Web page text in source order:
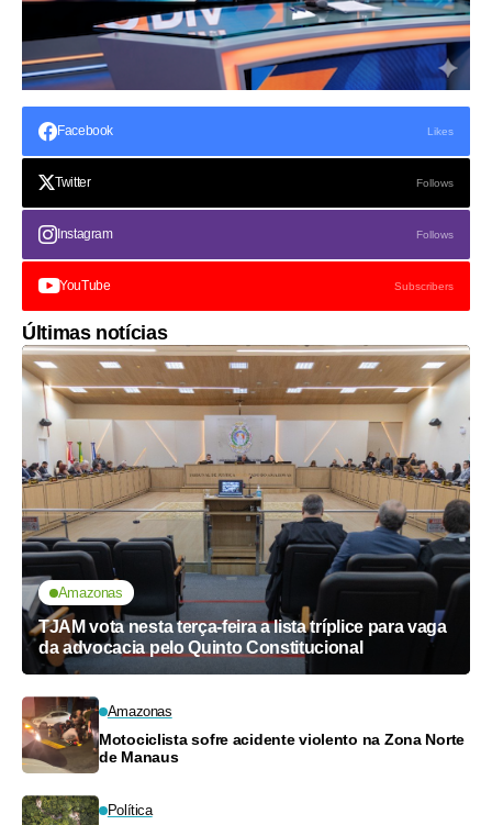
Facebook Likes
Twitter Follows
Instagram Follows
YouTube Subscribers
Últimas notícias
Amazonas
TJAM vota nesta terça-feira a lista tríplice para vaga
da advocacia pelo Quinto Constitucional
Amazonas
Motociclista sofre acidente violento na Zona Norte
de Manaus
Política